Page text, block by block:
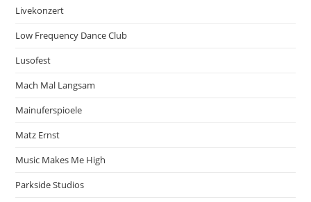
Livekonzert
Low Frequency Dance Club
Lusofest
Mach Mal Langsam
Mainuferspioele
Matz Ernst
Music Makes Me High
Parkside Studios